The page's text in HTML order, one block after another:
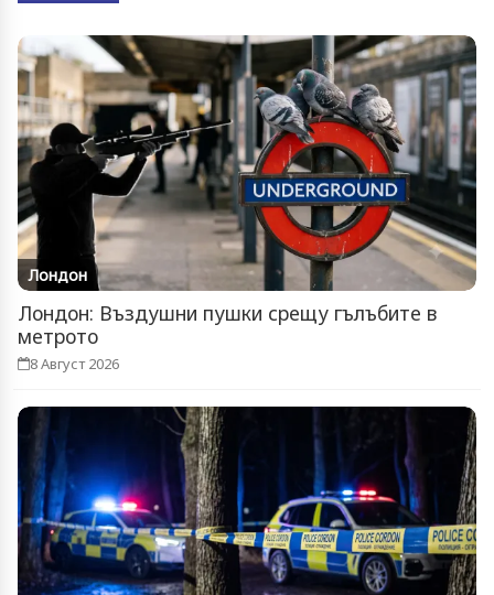
Лондон
Лондон: Въздушни пушки срещу гълъбите в
метрото
8 Август 2026